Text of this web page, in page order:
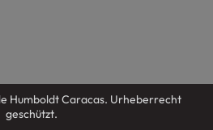
Humboldt Caracas. Urheberrecht
geschützt.